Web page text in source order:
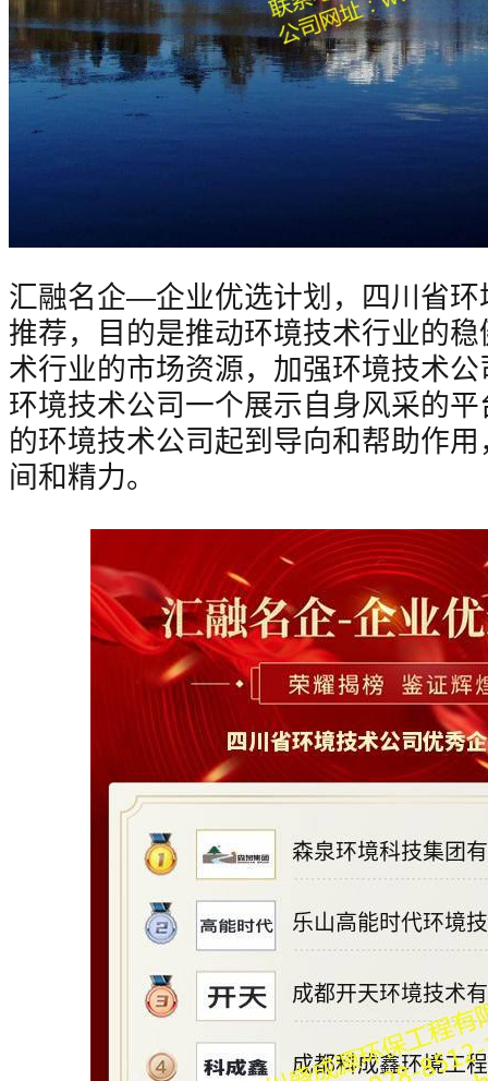
汇融名企—企业优选计划，四川省环
推荐，目的是推动环境技术行业的
术行业的市场资源，加强环境技术
环境技术公司一个展示自身风采的
的环境技术公司起到导向和帮助作
间和精力。